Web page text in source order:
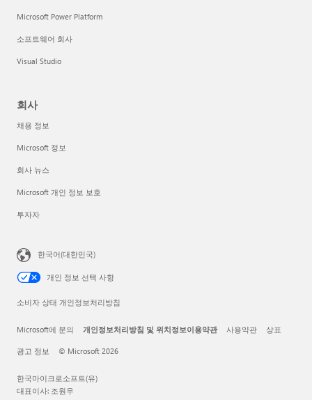
Microsoft Power Platform
소프트웨어 회사
Visual Studio
회사
채용 정보
Microsoft 정보
회사 뉴스
Microsoft 개인 정보 보호
투자자
한국어(대한민국)
개인 정보 선택 사항
소비자 상태 개인정보처리방침
Microsoft에 문의 개인정보처리방침 및 위치정보이용약관 사용약관 상표
광고 정보 © Microsoft 2026
한국마이크로소프트(유)
대표이사: 조원우